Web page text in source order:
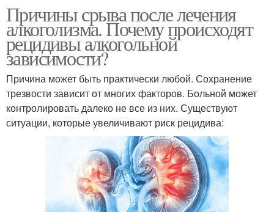
Причины срыва после лечения
алкоголизма. Почему происходят
рецидивы алкогольной
зависимости?
Причина может быть практически любой. Сохранение
трезвости зависит от многих факторов. Больной может
контролировать далеко не все из них. Существуют
ситуации, которые увеличивают риск рецидива: